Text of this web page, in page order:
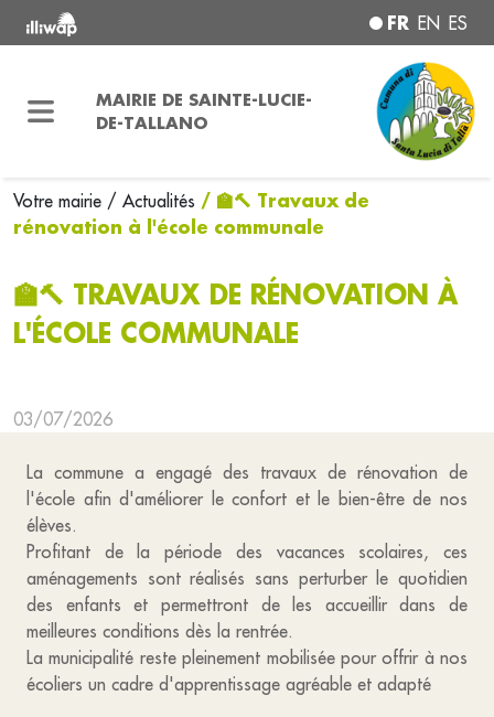
FR EN ES
MAIRIE DE SAINTE-LUCIE-
DE-TALLANO
Votre mairie / Actualités / 🏫🔨 Travaux de
rénovation à l'école communale
🏫🔨 TRAVAUX DE RÉNOVATION À
L'ÉCOLE COMMUNALE
03/07/2026
La commune a engagé des travaux de rénovation de
l'école afin d'améliorer le confort et le bien-être de nos
élèves.
Profitant de la période des vacances scolaires, ces
aménagements sont réalisés sans perturber le quotidien
des enfants et permettront de les accueillir dans de
meilleures conditions dès la rentrée.
La municipalité reste pleinement mobilisée pour offrir à nos
écoliers un cadre d'apprentissage agréable et adapté